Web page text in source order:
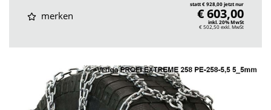
merken
statt € 928,00 jetzt nur
€ 603,00
inkl. 20% MwSt
€ 502,50exkl. MwSt